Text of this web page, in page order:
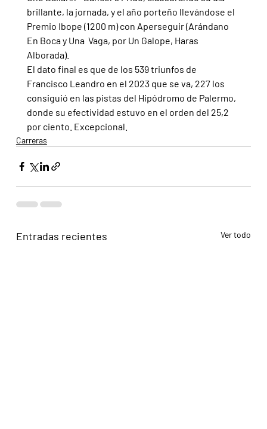
brillante, la jornada, y el año porteño llevándose el
Premio Ibope (1200 m) con Aperseguir (Arándano
En Boca y Una  Vaga, por Un Galope, Haras
Alborada).
El dato final es que de los 539 triunfos de
Francisco Leandro en el 2023 que se va, 227 los
consiguió en las pistas del Hipódromo de Palermo,
donde su efectividad estuvo en el orden del 25,2
por ciento. Excepcional.
Carreras
Entradas recientes Ver todo